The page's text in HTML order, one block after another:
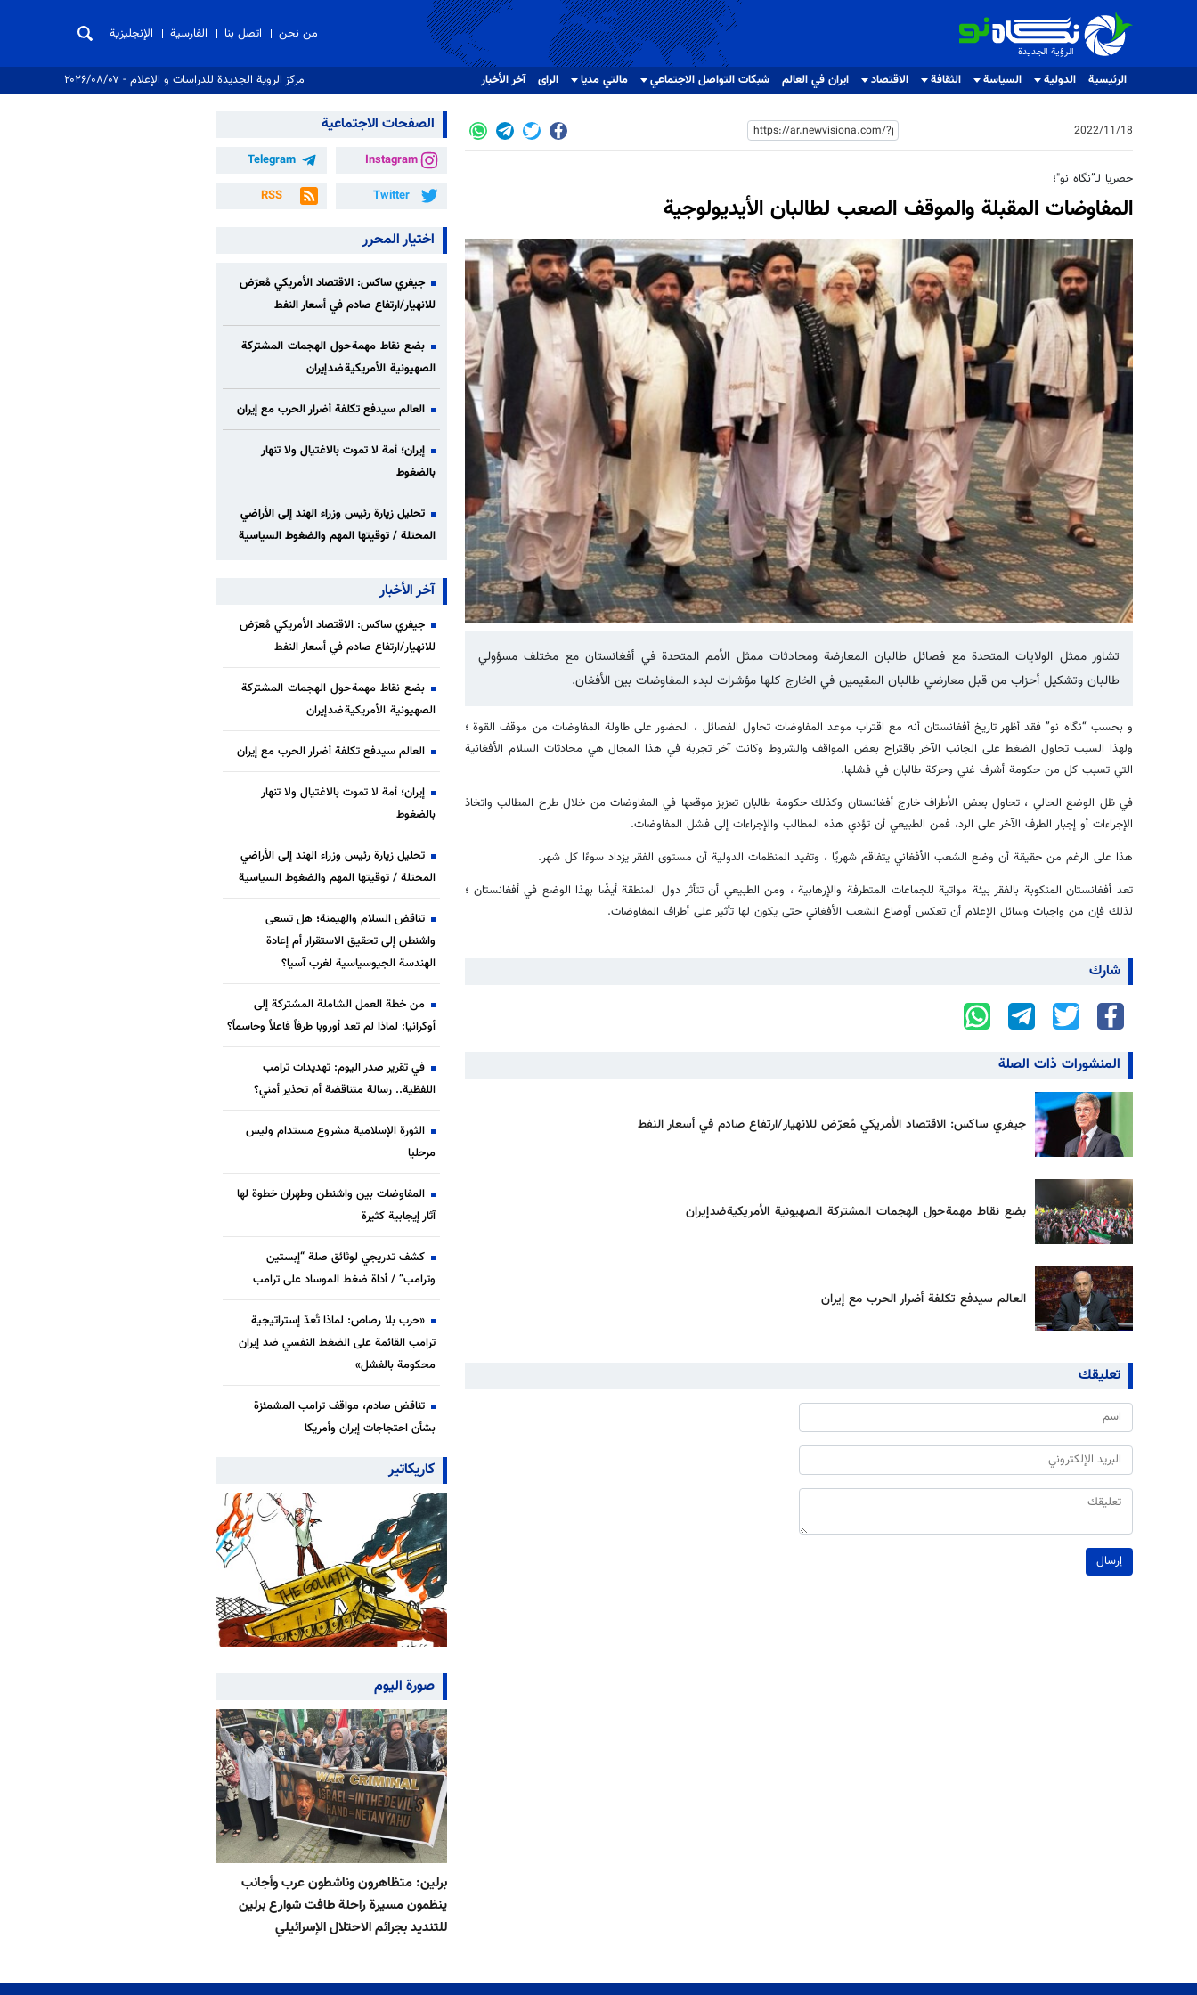
الرؤية الجديدة
الرؤية الجديدة
من نحن اتصل بنا الفارسية الإنجليزية
الرئيسية الدولية السياسة الثقافة الاقتصاد ايران في العالم شبکات التواصل الاجتماعي مالتي مدیا الرای آخر الأخبار مركز الروية الجدیدة للدراسات و الإعلام - ۲۰۲۶/۰۸/۰۷
2022/11/18
حصريا لـ”نگاه نو"؛
المفاوضات المقبلة والموقف الصعب لطالبان الأيديولوجية
تشاور ممثل الولايات المتحدة مع فصائل طالبان المعارضة ومحادثات ممثل الأمم المتحدة في أفغانستان مع مختلف مسؤولي
طالبان وتشكيل أحزاب من قبل معارضي طالبان المقيمين في الخارج كلها مؤشرات لبدء المفاوضات بين الأفغان.
و بحسب “نگاه نو” فقد أظهر تاريخ أفغانستان أنه مع اقتراب موعد المفاوضات تحاول الفصائل ، الحضور على طاولة المفاوضات من موقف القوة ؛
ولهذا السبب تحاول الضغط على الجانب الآخر باقتراح بعض المواقف والشروط وكانت آخر تجربة في هذا المجال هي محادثات السلام الأفغانية
التي تسبب كل من حكومة أشرف غني وحركة طالبان في فشلها.
في ظل الوضع الحالي ، تحاول بعض الأطراف خارج أفغانستان وكذلك حكومة طالبان تعزيز موقعها في المفاوضات من خلال طرح المطالب واتخاذ
الإجراءات أو إجبار الطرف الآخر على الرد، فمن الطبيعي أن تؤدي هذه المطالب والإجراءات إلى فشل المفاوضات.
هذا على الرغم من حقيقة أن وضع الشعب الأفغاني يتفاقم شهريًا ، وتفيد المنظمات الدولية أن مستوى الفقر يزداد سوءًا كل شهر.
تعد أفغانستان المنكوبة بالفقر بيئة مواتية للجماعات المتطرفة والإرهابية ، ومن الطبيعي أن تتأثر دول المنطقة أيضًا بهذا الوضع في أفغانستان ؛
لذلك فإن من واجبات وسائل الإعلام أن تعكس أوضاع الشعب الأفغاني حتى يكون لها تأثير على أطراف المفاوضات.
شارك
المنشورات ذات الصلة
جيفري ساكس: الاقتصاد الأمريكي مُعرّض للانهيار/ارتفاع صادم في أسعار النفط
بضع نقاط مهمة حول الهجمات المشتركة الصهيونية الأمريكية ضد إيران
العالم سيدفع تكلفة أضرار الحرب مع إيران
تعليقك
إرسال
الصفحات الاجتماعية
Instagram
Telegram
Twitter
RSS
اختيار المحرر
جيفري ساكس: الاقتصاد الأمريكي مُعرّض
للانهيار/ارتفاع صادم في أسعار النفط
بضع نقاط مهمة حول الهجمات المشتركة
الصهيونية الأمريكية ضد إيران
العالم سيدفع تكلفة أضرار الحرب مع إيران
إيران؛ أمة لا تموت بالاغتيال ولا تنهار
بالضغوط
تحليل زيارة رئيس وزراء الهند إلى الأراضي
المحتلة / توقيتها المهم والضغوط السياسية
آخر الأخبار
جيفري ساكس: الاقتصاد الأمريكي مُعرّض
للانهيار/ارتفاع صادم في أسعار النفط
بضع نقاط مهمة حول الهجمات المشتركة
الصهيونية الأمريكية ضد إيران
العالم سيدفع تكلفة أضرار الحرب مع إيران
إيران؛ أمة لا تموت بالاغتيال ولا تنهار
بالضغوط
تحليل زيارة رئيس وزراء الهند إلى الأراضي
المحتلة / توقيتها المهم والضغوط السياسية
تناقض السلام والهيمنة؛ هل تسعى
واشنطن إلى تحقيق الاستقرار أم إعادة
الهندسة الجيوسياسية لغرب آسيا؟
من خطة العمل الشاملة المشتركة إلى
أوكرانيا: لماذا لم تعد أوروبا طرفاً فاعلاً وحاسماً؟
في تقرير صدر اليوم: تهديدات ترامب
اللفظية.. رسالة متناقضة أم تحذير أمني؟
الثورة الإسلامية مشروع مستدام وليس
مرحليا
المفاوضات بين واشنطن وطهران خطوة لها
آثار إيجابية كثيرة
كشف تدريجي لوثائق صلة “إبستين
وترامب” / أداة ضغط الموساد على ترامب
«حرب بلا رصاص: لماذا تُعدّ إستراتيجية
ترامب القائمة على الضغط النفسي ضد إيران
محكومة بالفشل»
تناقض صادم، مواقف ترامب المشمئزة
بشأن احتجاجات إيران وأمريكا
كاريكاتير
صورة اليوم
برلين: متظاهرون وناشطون عرب وأجانب
ينظمون مسيرة راحلة طافت شوارع برلين
للتنديد بجرائم الاحتلال الإسرائيلي